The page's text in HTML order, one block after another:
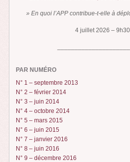
» En quoi l’APP contribue-t-elle à
4 juillet 2026 –
PAR NUMÉRO
N° 1 – septembre 2013
N° 2 – février 2014
N° 3 – juin 2014
N° 4 – octobre 2014
N° 5 – mars 2015
N° 6 – juin 2015
N° 7 – janvier 2016
N° 8 – juin 2016
N° 9 – décembre 2016